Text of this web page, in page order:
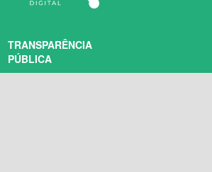
TRANSPARÊNCIA
PÚBLICA